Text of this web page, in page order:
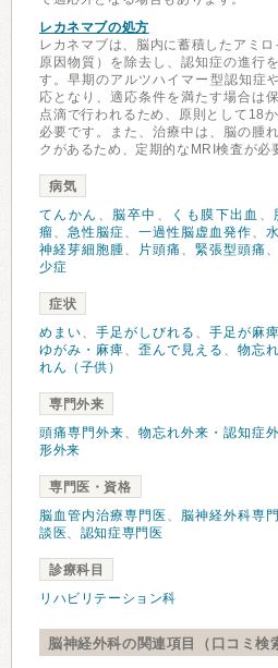
レカネマブの処方
レカネマブは、脳内に蓄積したアミ
原因物質）を除去し、認知症の進行
す。早期のアルツハイマー型認知症
応となり、適応条件を満たす場合は
点滴で行われるため、原則として18
必要です。また、治療中は、脳の腫
クがあるため、定期的なMRI検査が必
病気
てんかん 、 脳卒中 、 くも膜下出血 、
瘤、 急性脳症、 一過性脳虚血発作、
神経芽細胞腫、 片頭痛 、 緊張型頭痛 、
少症
症状
めまい、 手足がしびれる 、 手足が麻
ゆがみ・麻痺、 歪んで見える 、 物忘
れん（子供）
専門外来
頭痛専門外来、 物忘れ外来・認知症
形外来
専門医・資格
脳血管内治療専門医 、 脳神経外科専
談医、 認知症専門医
診療科目
リハビリテーション科
脳神経外科の関連項目（口コミ検